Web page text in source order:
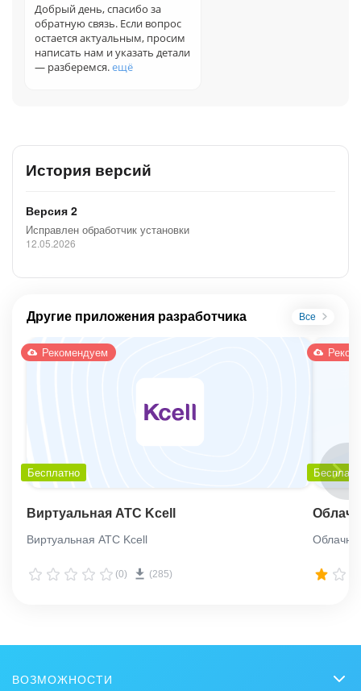
Добрый день, спасибо за
обратную связь. Если вопрос
остается актуальным, просим
написать нам и указать детали
— разберемся.ещё
История версий
Версия 2
Исправлен обработчик установки
12.05.2026
Другие приложения разработчика Все
Рекомендуем
Бесплатно
Виртуальная АТС Kcell
Виртуальная АТС Kcell
(0) (285)
ВОЗМОЖНОСТИ